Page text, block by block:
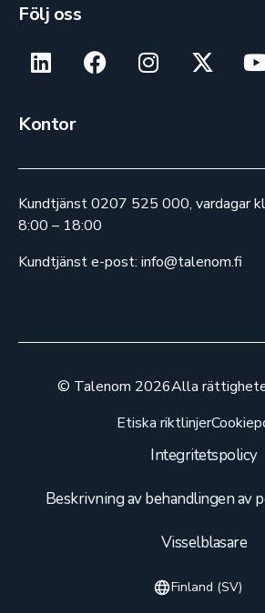
Följ oss
Kontor
Kundtjänst 0207 525 000, vardagar kl
8:00 – 18:00
Kundtjänst e-post: info@talenom.fi
© Talenom 2026Alla
Etiska riktlinjer
Integritetspolicy
Beskrivning av behandlingen av
Visselblasare
Finland (SV)